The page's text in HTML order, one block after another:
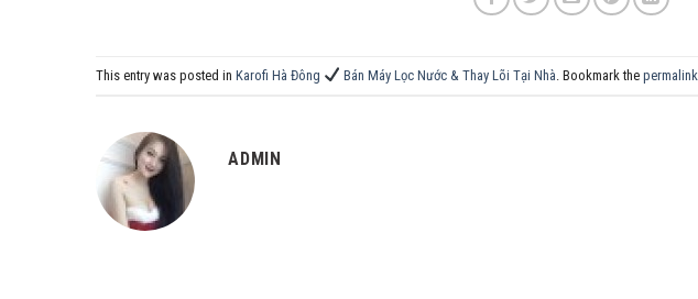
This entry was posted in Karofi Hà Đông Bán Máy Lọc Nước & Thay Lõi Tại Nhà . Bookmark the permalink
ADMIN